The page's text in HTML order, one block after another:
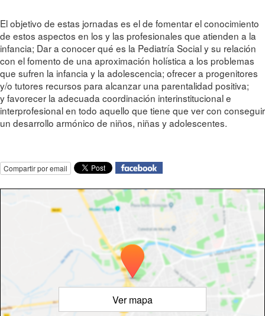
El objetivo de estas jornadas es el de fomentar el conocimiento
de estos aspectos en los y las profesionales que atienden a la
infancia; Dar a conocer qué es la Pediatría Social y su relación
con el fomento de una aproximación holística a los problemas
que sufren la infancia y la adolescencia; ofrecer a progenitores
y/o tutores recursos para alcanzar una parentalidad positiva;
y favorecer la adecuada coordinación interinstitucional e
interprofesional en todo aquello que tiene que ver con conseguir
un desarrollo armónico de niños, niñas y adolescentes.
Compartir por email
Ver mapa